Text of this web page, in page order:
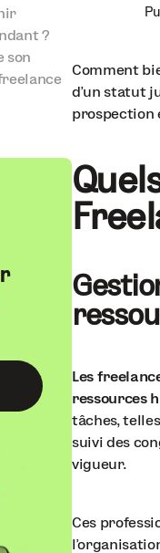
?
son
Comment
d’un statut
prospection
Les
ressources
tâches,
suivi des
vigueur.
Ces